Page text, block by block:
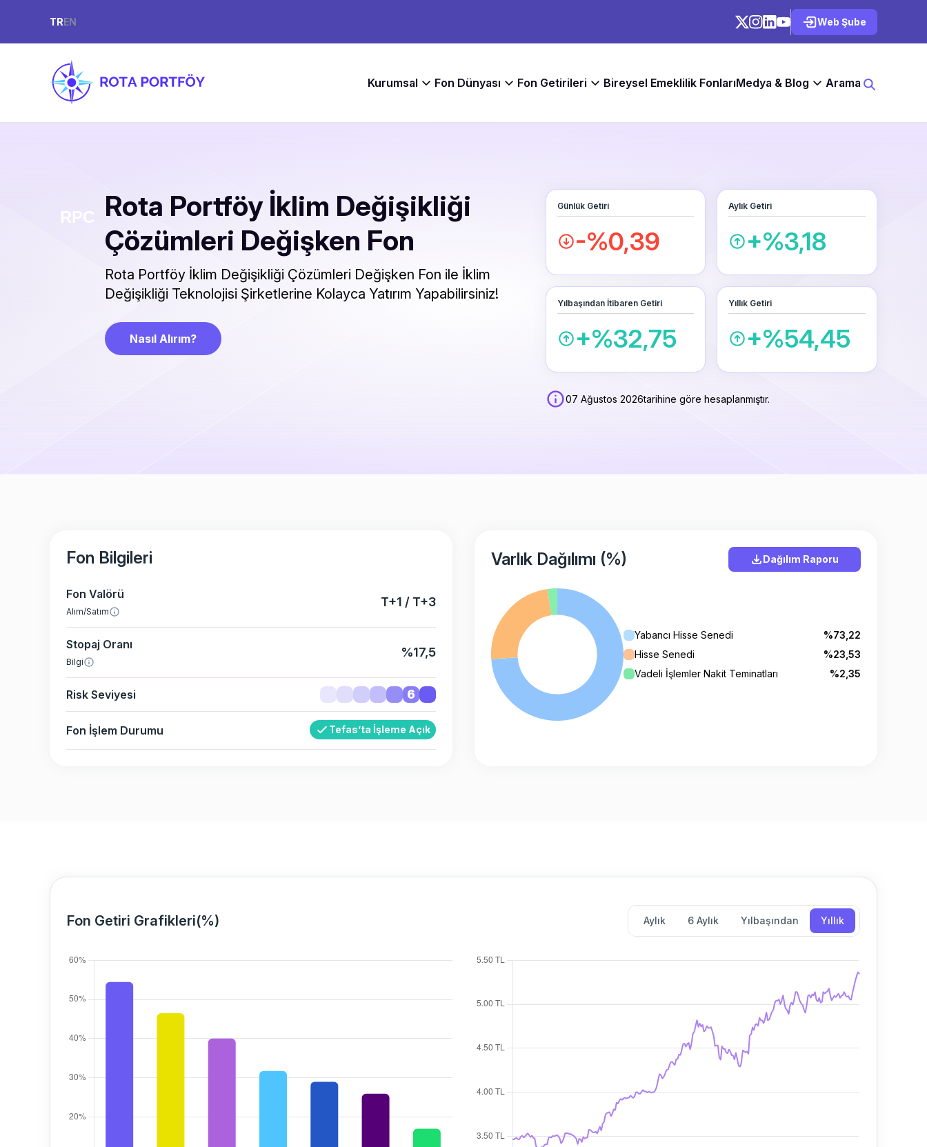
TREN Web Şube
Kurumsal Fon Dünyası Fon Getirileri Bireysel Emeklilik FonlarıMedya & Blog Arama
Rota Portföy İklim Değişikliği
Çözümleri Değişken Fon
Rota Portföy İklim Değişikliği Çözümleri Değişken Fon ile İklim
Değişikliği Teknolojisi Şirketlerine Kolayca Yatırım Yapabilirsiniz!
Nasıl Alırım?
Günlük Getiri
-%0,39
Aylık Getiri
+%3,18
Yılbaşından İtibaren Getiri
+%32,75
Yıllık Getiri
+%54,45
07 Ağustos 2026tarihine göre hesaplanmıştır.
Fon Bilgileri
Fon Valörü
Alım/Satım
T+1 / T+3
Stopaj Oranı
Bilgi
%17,5
Risk Seviyesi 6
Fon İşlem Durumu Tefas’ta İşleme Açık
Varlık Dağılımı (%) Dağılım Raporu
Yabancı Hisse Senedi
%73,22
Hisse Senedi
%23,53
Vadeli İşlemler Nakit Teminatları
%2,35
Fon Getiri Grafikleri(%) Aylık 6 Aylık Yılbaşından Yıllık